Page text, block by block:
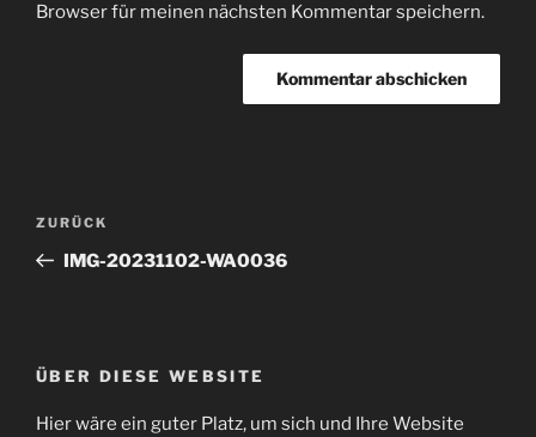
Browser für meinen nächsten Kommentar speichern.
Beitragsnavigation
Vorheriger
Beitrag
ZURÜCK
IMG-20231102-WA0036
ÜBER DIESE WEBSITE
Hier wäre ein guter Platz, um sich und Ihre Website